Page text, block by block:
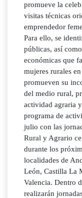
promueve la
visitas técnicas
emprendedor
Para ello, se
públicas, así
económicas que
mujeres rurales
promueven su
del medio rural,
actividad agraria
programa de
julio con las
Rural y Agrario
durante los
localidades de
León, Castilla La
Valencia. Dentro
realizarán